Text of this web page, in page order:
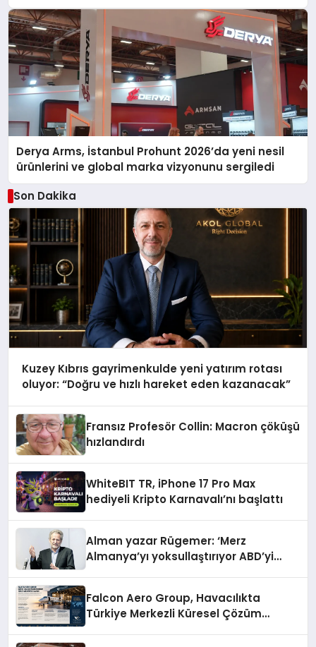
Derya Arms, İstanbul Prohunt 2026’da yeni nesil
ürünlerini ve global marka vizyonunu sergiledi
Son Dakika
Kuzey Kıbrıs gayrimenkulde yeni yatırım rotası
oluyor: “Doğru ve hızlı hareket eden kazanacak”
Fransız Profesör Collin: Macron çöküşü
hızlandırdı
WhiteBIT TR, iPhone 17 Pro Max
hediyeli Kripto Karnavalı’nı başlattı
Alman yazar Rügemer: ‘Merz
Almanya’yı yoksullaştırıyor ABD’yi
Falcon Aero Group, Havacılıkta
Türkiye Merkezli Küresel Çözüm